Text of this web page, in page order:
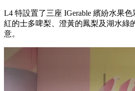
L4 特設置了三座 IGerable 繽紛水果
紅的士多啤梨、澄黃的鳳梨及湖水綠
意。